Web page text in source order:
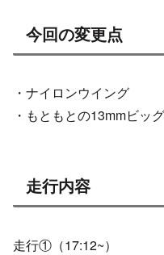
今回の変更点
・ナイロンウイング
・もともとの13mmビッ
走行内容
走行①（17:12~）